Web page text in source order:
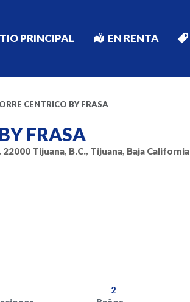
PRINCIPAL EN RENTA
CENTRICO BY FRASA
FRASA
Tijuana, B.C., Tijuana, Baja California
2